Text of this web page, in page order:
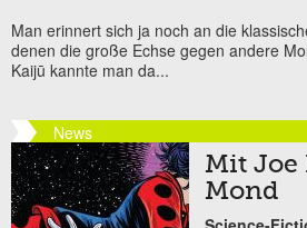
Man erinnert sich ja noch an die
denen die große Echse gegen andere
Kaijū kannte man da...
News
Mit Joe
Mond